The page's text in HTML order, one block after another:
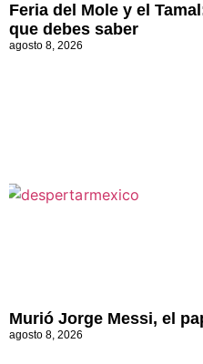
Feria del Mole y el
que debes saber
agosto 8, 2026
Murió Jorge Messi, el
agosto 8, 2026